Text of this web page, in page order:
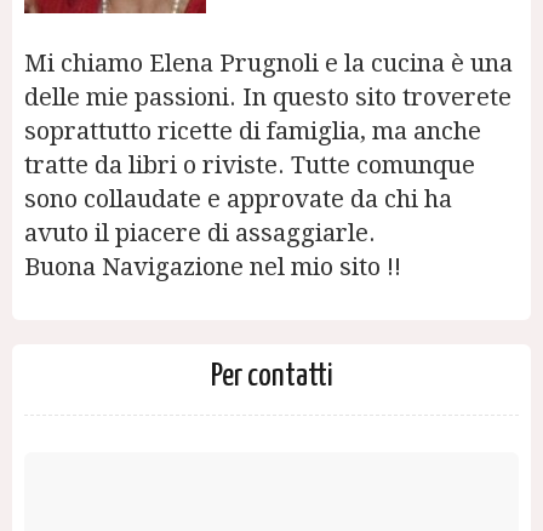
Mi chiamo Elena Prugnoli e la cucina è una
delle mie passioni. In questo sito troverete
soprattutto ricette di famiglia, ma anche
tratte da libri o riviste. Tutte comunque
sono collaudate e approvate da chi ha
avuto il piacere di assaggiarle.
Buona Navigazione nel mio sito !!
Per contatti